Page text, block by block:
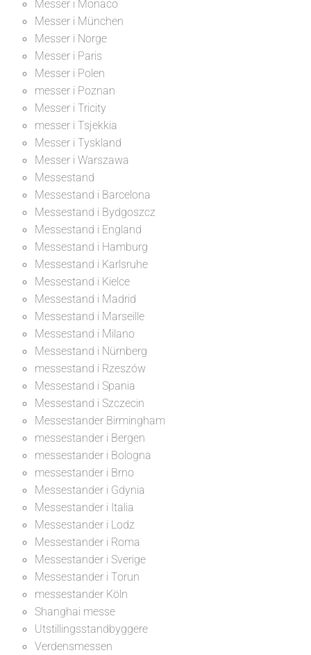
Messer i Monaco
Messer i München
Messer i Norge
Messer i Paris
Messer i Polen
messer i Poznan
Messer i Tricity
messer i Tsjekkia
Messer i Tyskland
Messer i Warszawa
Messestand
Messestand i Barcelona
Messestand i Bydgoszcz
Messestand i England
Messestand i Hamburg
Messestand i Karlsruhe
Messestand i Kielce
Messestand i Madrid
Messestand i Marseille
Messestand i Milano
Messestand i Nürnberg
messestand i Rzeszów
Messestand i Spania
Messestand i Szczecin
Messestander Birmingham
messestander i Bergen
messestander i Bologna
messestander i Brno
Messestander i Gdynia
Messestander i Italia
Messestander i Lodz
Messestander i Roma
Messestander i Sverige
Messestander i Torun
messestander Köln
Shanghai messe
Utstillingsstandbyggere
Verdensmessen